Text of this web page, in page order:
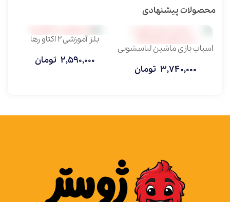
محصولات پیشنهادی
اسباب بازی ماشین لباسشویی
3,740,000 تومان
بلز آموزشی 2 اکتاو رها
2,590,000 تومان